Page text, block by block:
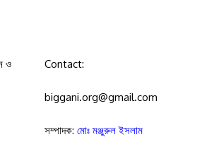
ও
Contact:
biggani.org@gmail.com
সম্পাদক: মোঃ মঞ্জুরুল ইসলাম